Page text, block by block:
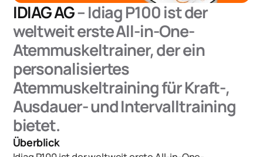
IDIAG AG–Idiag P100 ist der
weltweit erste All-in-One-
Atemmuskeltrainer, der ein
personalisiertes
Atemmuskeltraining für Kraft-,
Ausdauer- und Intervalltraining
bietet.
Überblick